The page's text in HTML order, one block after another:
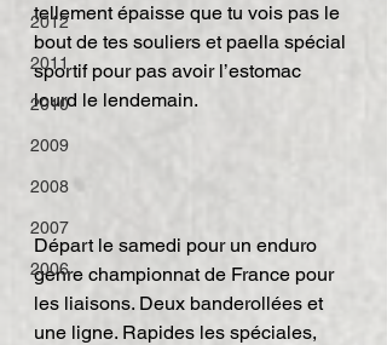
2012
2011
2010
2009
2008
2007
2006
tellement épaisse que tu vois pas le
bout de tes souliers et paella spécial
sportif pour pas avoir l’estomac
lourd le lendemain.
Départ le samedi pour un enduro
genre championnat de France pour
les liaisons. Deux banderollées et
une ligne. Rapides les spéciales,